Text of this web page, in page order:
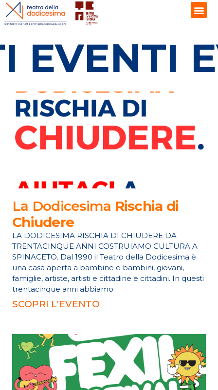
EVENTI
La Dodicesima Rischia di
Chiudere
LA DODICESIMA RISCHIA DI CHIUDERE DA
TRENTACINQUE ANNI COSTRUIAMO CULTURA A
SPINACETO. Dal 1990 il Teatro della Dodicesima è
una casa aperta a bambine e bambini, giovani,
famiglie, artiste, artisti e cittadine e cittadini. In questi
trentacinque anni abbiamo
SCOPRI L'EVENTO